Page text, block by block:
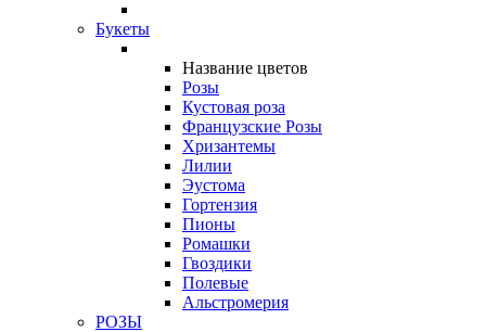
Букеты
Название цветов
Розы
Кустовая роза
Французские Розы
Хризантемы
Лилии
Эустома
Гортензия
Пионы
Ромашки
Гвоздики
Полевые
Альстромерия
РОЗЫ